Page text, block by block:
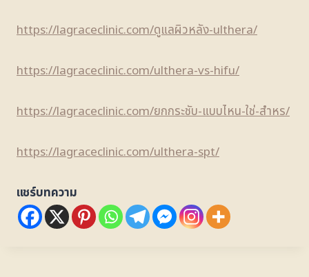
https://lagraceclinic.com/ดูแลผิวหลัง-ulthera/
https://lagraceclinic.com/ulthera-vs-hifu/
https://lagraceclinic.com/ยกกระชับ-แบบไหน-ใช่-สำหร/
https://lagraceclinic.com/ulthera-spt/
แชร์บทความ